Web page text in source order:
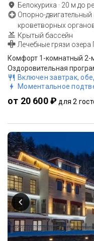
Белокуриха · 20 м до
Опорно-двигательный
кроветворных
Крытый бассейн
Лечебные грязи озера
Комфорт 1-комнатный 2-
Оздоровительная
Включен завтрак,
Моментальное
от 20 600 ₽ для 2